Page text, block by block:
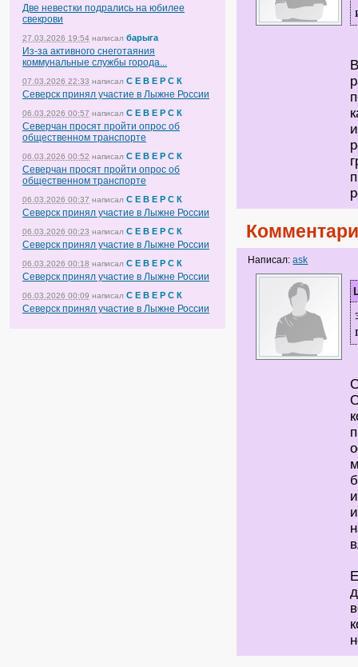
Две невестки подрались на юбилее
свекрови
27.03.2026 19:54 написал барыга
Из-за активного снеготаяния
коммунальные службы города...
07.03.2026 22:33 написал С Е В Е Р С К
Северск принял участие в Лыжне России
06.03.2026 00:57 написал С Е В Е Р С К
Северчан просят пройти опрос об
общественном транспорте
06.03.2026 00:52 написал С Е В Е Р С К
Северчан просят пройти опрос об
общественном транспорте
06.03.2026 00:37 написал С Е В Е Р С К
Северск принял участие в Лыжне России
06.03.2026 00:23 написал С Е В Е Р С К
Северск принял участие в Лыжне России
06.03.2026 00:18 написал С Е В Е Р С К
Северск принял участие в Лыжне России
06.03.2026 00:09 написал С Е В Е Р С К
Северск принял участие в Лыжне России
Написал:ask